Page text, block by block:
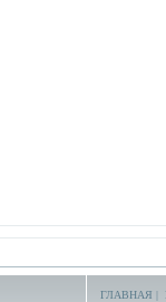
ГЛАВНАЯ |